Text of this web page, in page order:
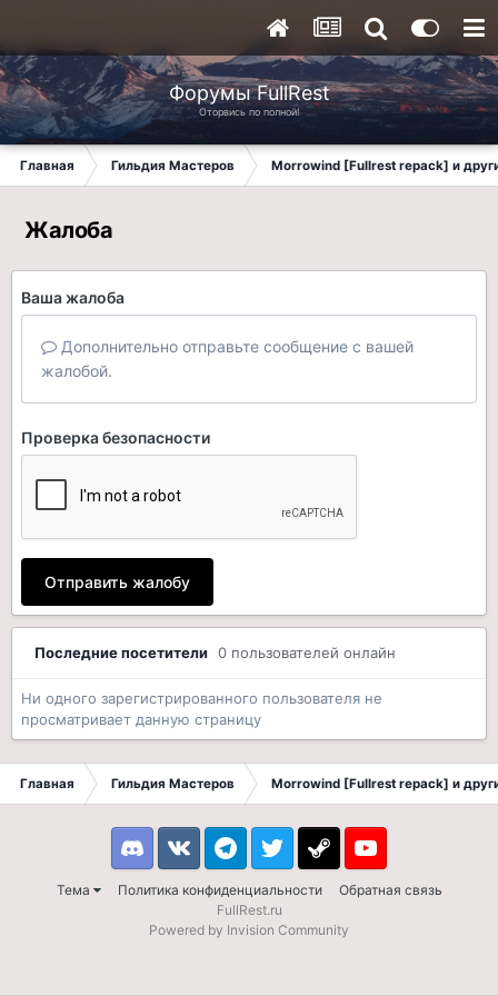
Форумы FullRest
Оторвись по полной!
Главная Гильдия Мастеров Morrowind [Fullrest repack] и
Жалоба
Ваша жалоба
Дополнительно отправьте сообщение с вашей
жалобой.
Проверка безопасности
Отправить жалобу
Последние посетители 0 пользователей онлайн
Ни одного зарегистрированного пользователя не
просматривает данную страницу
Главная Гильдия Мастеров Morrowind [Fullrest repack] и
Тема Политика конфиденциальности Обратная связь
DiscordVK TelegramTwitter Steam Youtube
FullRest.ru
Powered by Invision Community